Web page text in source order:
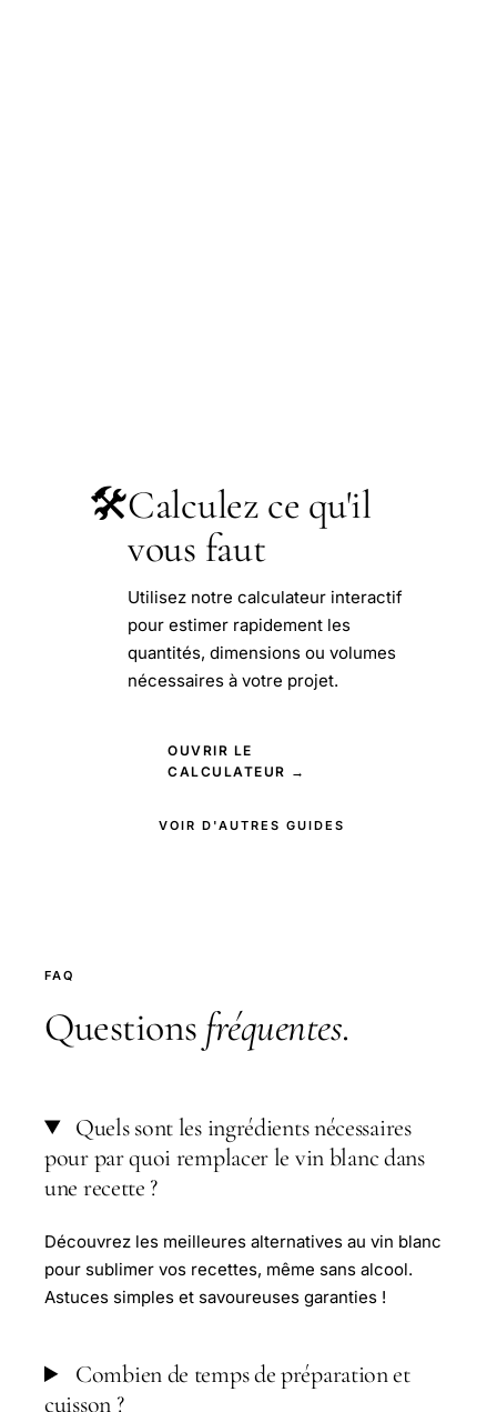
🛠️Calculez ce qu'il
vous faut
Utilisez notre calculateur interactif
pour estimer rapidement les
quantités, dimensions ou volumes
nécessaires à votre projet.
OUVRIR LE
CALCULATEUR →
VOIR D'AUTRES GUIDES
FAQ
Questions fréquentes.
Quels sont les ingrédients nécessaires
pour par quoi remplacer le vin blanc dans
une recette ?
Découvrez les meilleures alternatives au vin blanc
pour sublimer vos recettes, même sans alcool.
Astuces simples et savoureuses garanties !
Combien de temps de préparation et
cuisson ?